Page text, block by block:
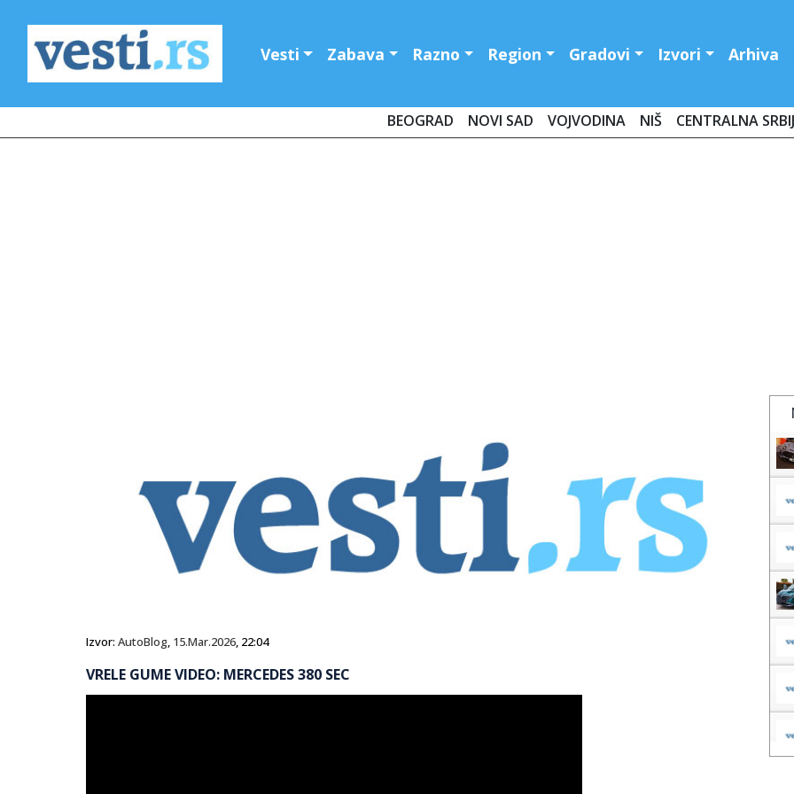
Vesti Zabava Razno Region Gradovi Izvori Arhiva
BEOGRAD NOVI SAD VOJVODINA NIŠ CENTRALNA
Izvor: AutoBlog, 15.Mar.2026, 22:04
VRELE GUME VIDEO: MERCEDES 380 SEC